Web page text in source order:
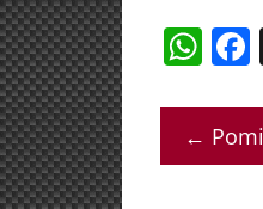
W
at
s
←